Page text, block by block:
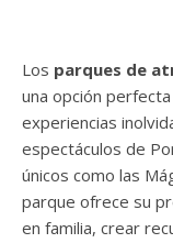
Los parques de
una opción
experiencias
espectáculos de
únicos como las
parque ofrece su
en familia, crear